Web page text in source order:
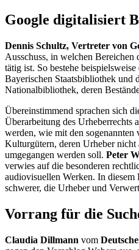
Google digitalisiert
Dennis Schultz, Vertreter von
Ausschuss, in welchen Bereichen
tätig ist. So bestehe
Bayerischen Staatsbibliothek und
Nationalbibliothek, deren
Übereinstimmend sprachen sich
Überarbeitung des Urheberrechts
werden, wie mit den sogenannten
Kulturgütern, deren Urheber nicht
umgegangen werden soll. Peter
verwies auf die besonderen
audiovisuellen Werken. In diesem
schwerer, die Urheber und
Vorrang für die
Claudia Dillmann vom